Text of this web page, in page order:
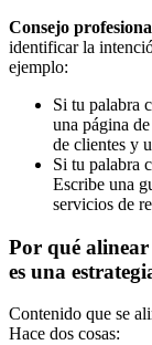
Consejo
identificar la
ejemplo:
Si tu palabra
una página
de clientes y
Si tu palabra
Escribe una
servicios de
Por qué
es una
Contenido que se
Hace dos cosas: